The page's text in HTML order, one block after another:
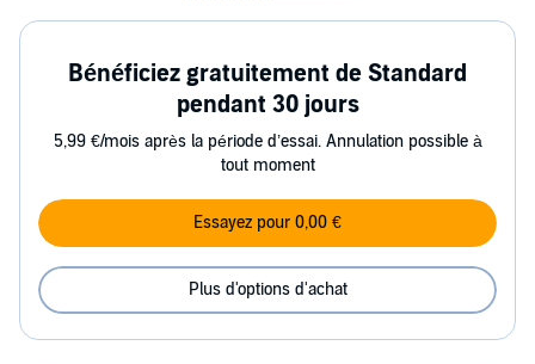
Bénéficiez gratuitement de Standard
pendant 30 jours
5,99 €/mois après la période d’essai. Annulation possible à
tout moment
Essayez pour 0,00 €
Plus d'options d'achat